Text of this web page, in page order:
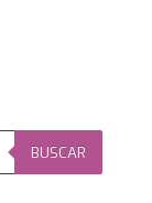
BUSCAR